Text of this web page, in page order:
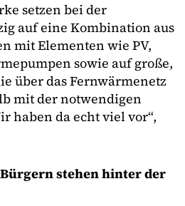
setzen bei der
auf eine Kombination aus
mit Elementen wie PV,
sowie auf große,
über das Fernwärmenetz
mit der notwendigen
haben da echt viel vor“,
stehen hinter der